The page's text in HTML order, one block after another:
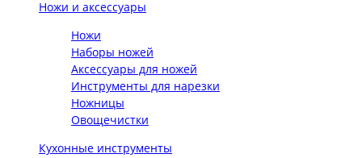
Ножи и аксессуары
Ножи
Наборы ножей
Аксессуары для ножей
Инструменты для нарезки
Ножницы
Овощечистки
Кухонные инструменты